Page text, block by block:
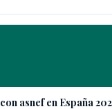
asnef en España